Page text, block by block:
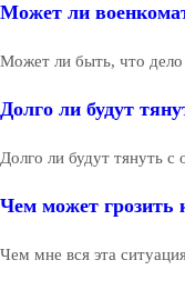
Может ли
Может ли быть, что дело
Долго ли будут
Долго ли будут тянуть
Чем может грозить
Чем мне вся эта